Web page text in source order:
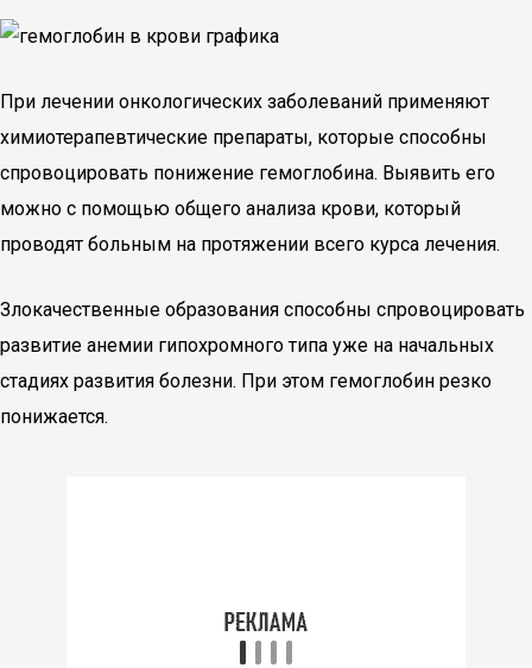
При лечении онкологических заболеваний применяют
химиотерапевтические препараты, которые способны
спровоцировать понижение гемоглобина. Выявить его
можно с помощью общего анализа крови, который
проводят больным на протяжении всего курса лечения.
Злокачественные образования способны спровоцировать
развитие анемии гипохромного типа уже на начальных
стадиях развития болезни. При этом гемоглобин резко
понижается.